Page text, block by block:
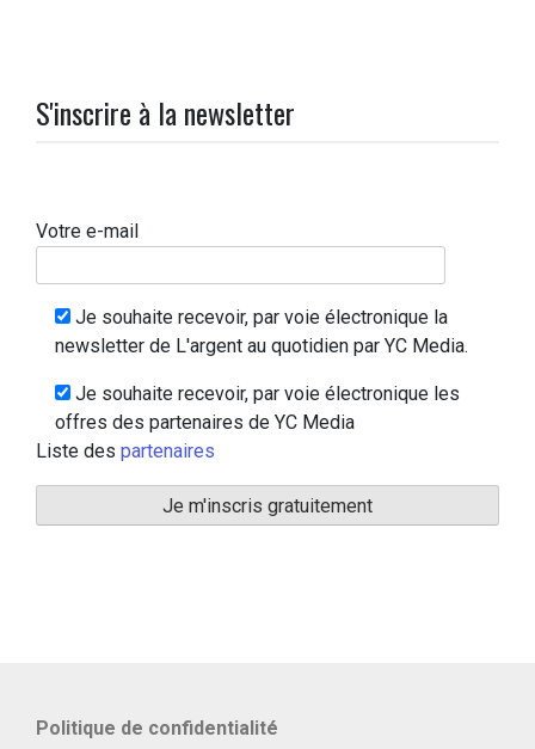
S'inscrire à la newsletter
Votre e-mail
Je souhaite recevoir, par voie électronique la
newsletter de L'argent au quotidien par YC Media.
Je souhaite recevoir, par voie électronique les
offres des partenaires de YC Media
Liste des partenaires
Politique de confidentialité